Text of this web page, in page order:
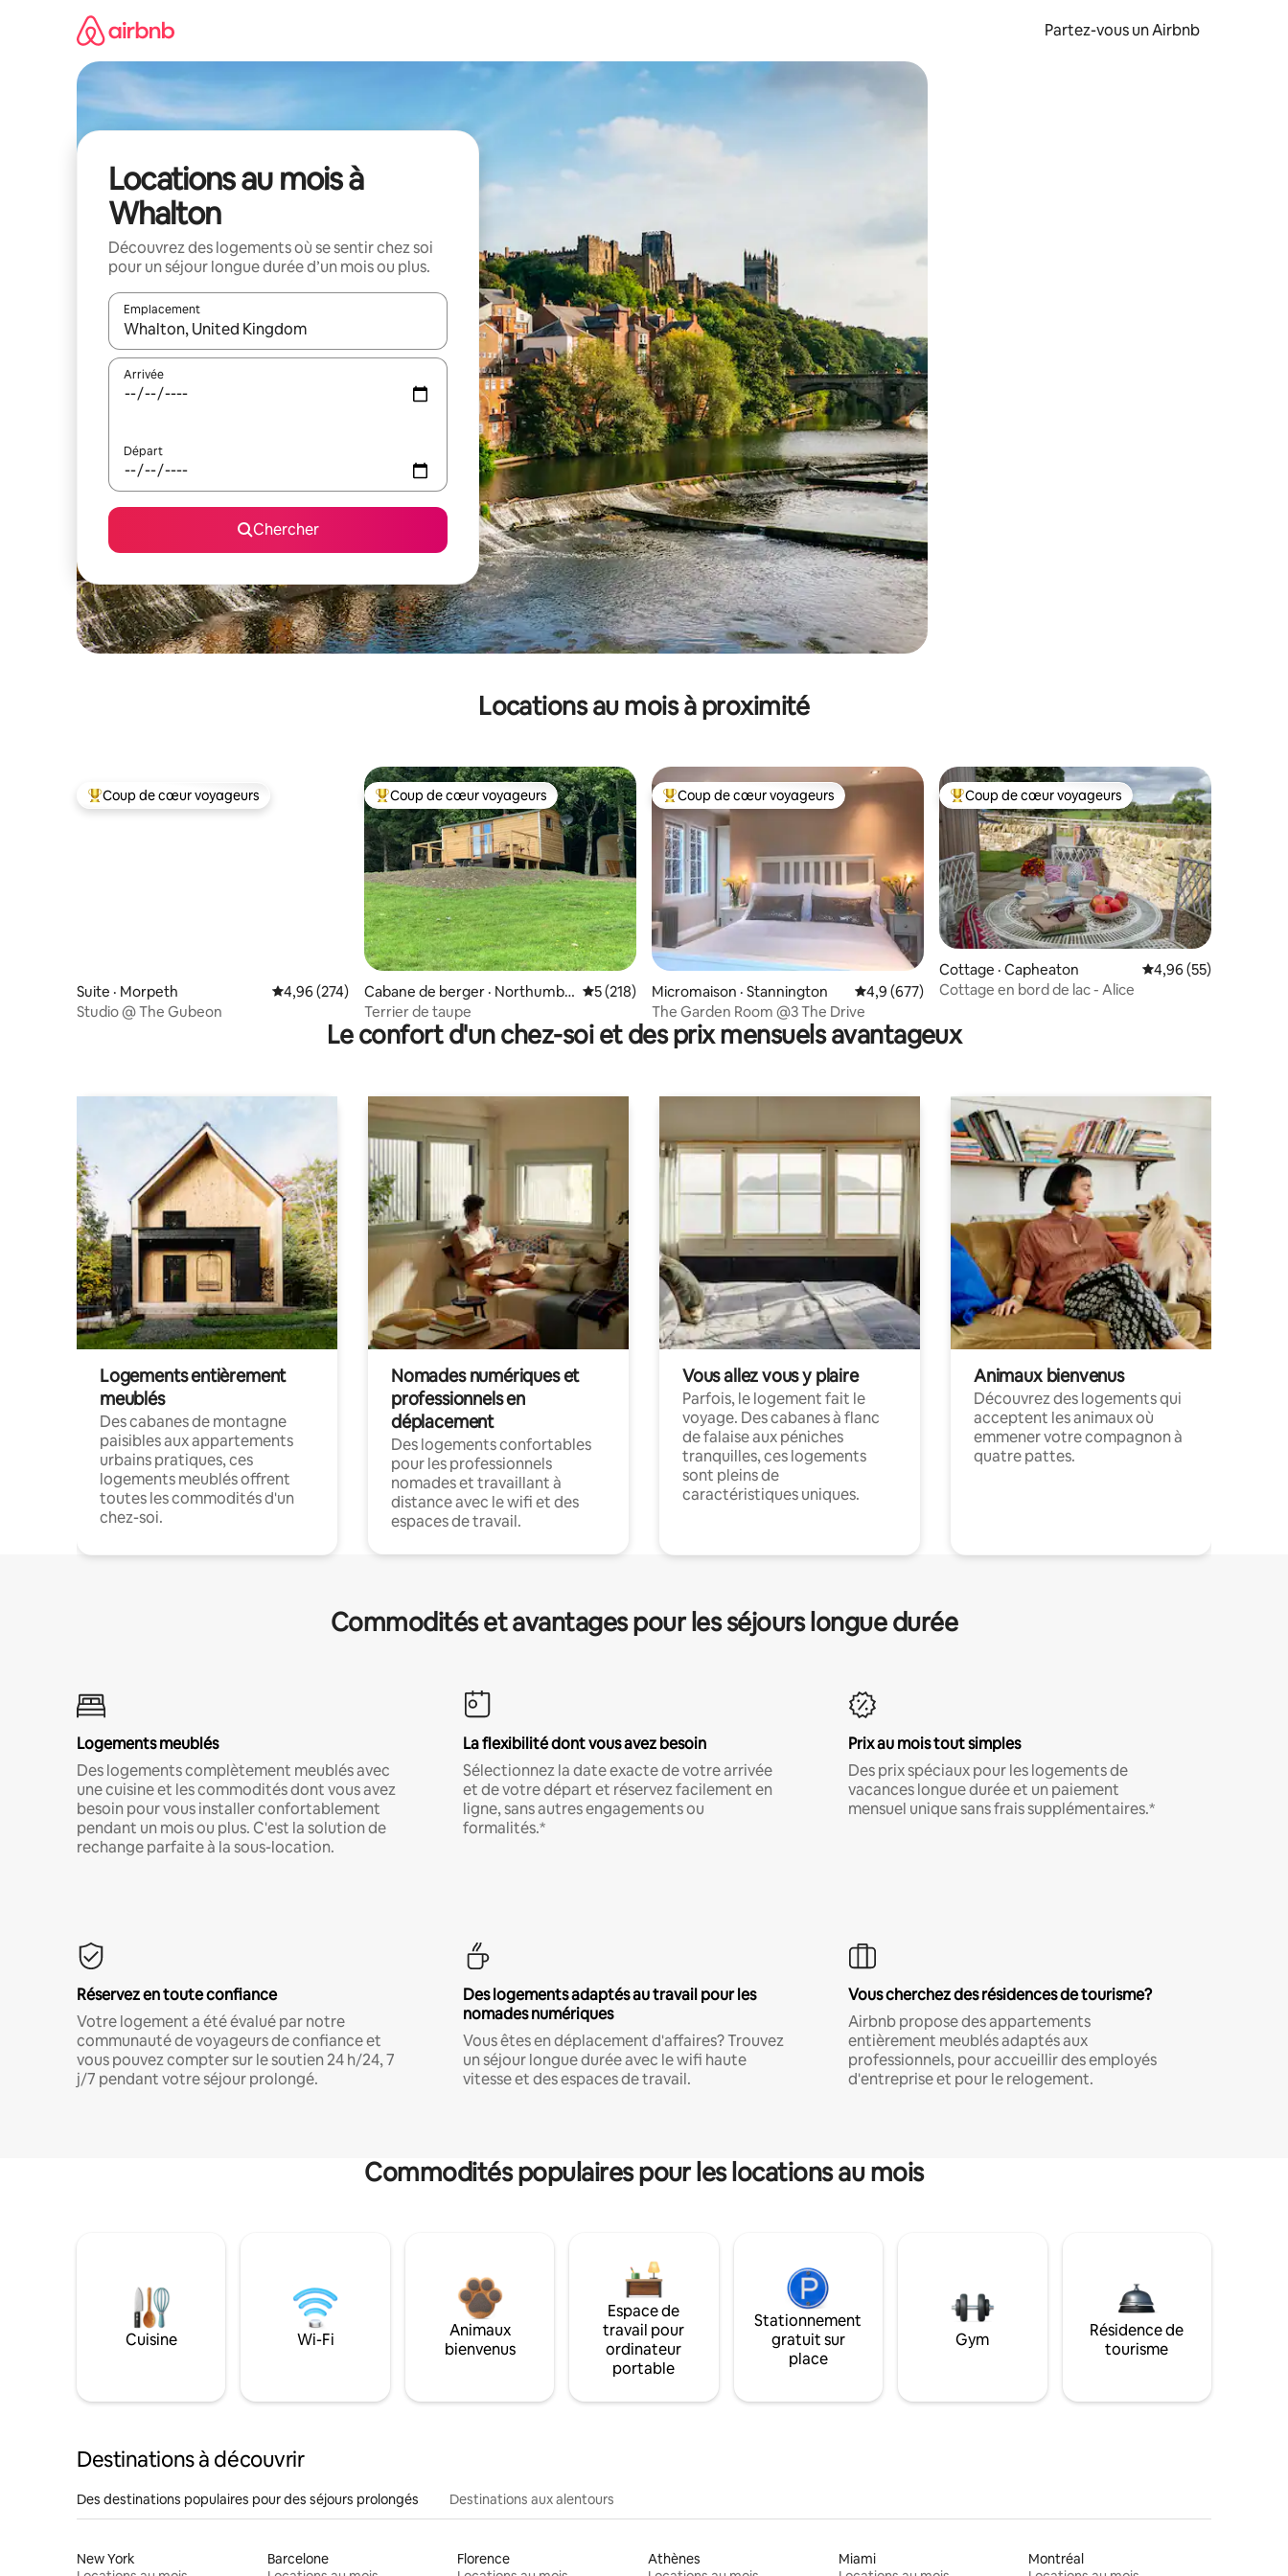
Partez-vous un Airbnb
Locations au mois à
Whalton
Découvrez des logements où se sentir chez soi
pour un séjour longue durée d’un mois ou plus.
Emplacement
Quand les résultats sont affichés, parcourez-les en utilisant les flèches vers le haut et vers le bas, ou en appuyant dessus et en les faisant glisser.
Arrivée
Départ
Chercher
Locations au mois à proximité
Coup de cœur voyageurs parmi les plus aimés
Coup de cœur voyageurs
Suite · Morpeth Note moyenne de 4,96 sur 5, 274 commentaires
4,96 (274)
Studio @ The Gubeon
Coup de cœur voyageurs parmi les plus aimés
Coup de cœur voyageurs
Cabane de berger · Northumbe
rland
Note moyenne de 5 sur 5, 218 commentaires
5 (218)
Terrier de taupe
Coup de cœur voyageurs parmi les plus aimés
Coup de cœur voyageurs
Micromaison · Stannington Note moyenne de 4,9 sur 5, 677 commentaires
4,9 (677)
The Garden Room @3 The Drive
Coup de cœur voyageurs parmi les plus aimés
Coup de cœur voyageurs
Cottage · Capheaton Note moyenne de
4,96 (55)
Cottage en bord de lac - Alice
Le confort d'un chez-soi et des prix mensuels avantageux
Logements entièrement
meublés
Des cabanes de montagne
paisibles aux appartements
urbains pratiques, ces
logements meublés offrent
toutes les commodités d'un
chez-soi.
Nomades numériques et
professionnels en
déplacement
Des logements confortables
pour les professionnels
nomades et travaillant à
distance avec le wifi et des
espaces de travail.
Vous allez vous y plaire
Parfois, le logement fait le
voyage. Des cabanes à flanc
de falaise aux péniches
tranquilles, ces logements
sont pleins de
caractéristiques uniques.
Animaux bienvenus
Découvrez des logements qui
acceptent les animaux où
emmener votre compagnon à
quatre pattes.
Commodités et avantages pour les séjours longue durée
Logements meublés
Des logements complètement meublés avec
une cuisine et les commodités dont vous avez
besoin pour vous installer confortablement
pendant un mois ou plus. C'est la solution de
rechange parfaite à la sous-location.
La flexibilité dont vous avez besoin
Sélectionnez la date exacte de votre arrivée
et de votre départ et réservez facilement en
ligne, sans autres engagements ou
formalités.*
Prix au mois tout simples
Des prix spéciaux pour les logements de
vacances longue durée et un paiement
mensuel unique sans frais supplémentaires.*
Réservez en toute confiance
Votre logement a été évalué par notre
communauté de voyageurs de confiance et
vous pouvez compter sur le soutien 24 h/24, 7
j/7 pendant votre séjour prolongé.
Des logements adaptés au travail pour les
nomades numériques
Vous êtes en déplacement d'affaires? Trouvez
un séjour longue durée avec le wifi haute
vitesse et des espaces de travail.
Vous cherchez des résidences de tourisme?
Airbnb propose des appartements
entièrement meublés adaptés aux
professionnels, pour accueillir des employés
d'entreprise et pour le relogement.
Commodités populaires pour les locations au mois
Cuisine Wi-Fi
Animaux
bienvenus
Espace de
travail pour
ordinateur
portable
Stationnement
gratuit sur
place
Gym
Résidence de
tourisme
Destinations à découvrir
Des destinations populaires pour des séjours prolongés Destinations aux alentours
New York
Barcelone
Florence
Athènes
Miami
Montréal